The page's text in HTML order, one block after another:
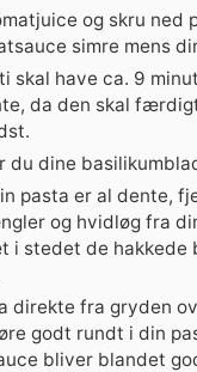
og skru ned
simre mens
skal have ca. 9
da den skal
du dine
pasta er al dente,
og hvidløg fra
i stedet de hakkede
direkte fra gryden
godt rundt i din
bliver blandet